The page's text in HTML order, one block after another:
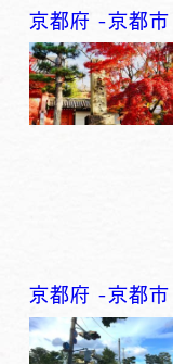
京都府 -京都市
京都府 -京都市